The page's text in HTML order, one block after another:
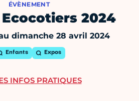
ÉVÈNEMENT
2024
dimanche 28 avril 2024
Enfants Expos
INFOS PRATIQUES